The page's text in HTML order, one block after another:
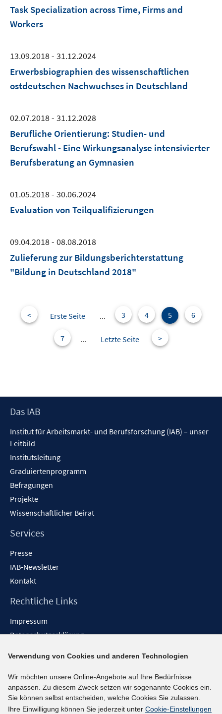
Task Specialization across Time, Firms and
Workers
13.09.2018 - 31.12.2024
Erwerbsbiographien des wissenschaftlichen
ostdeutschen Nachwuchses in Deutschland
02.07.2018 - 31.12.2028
Berufliche Orientierung: Studien- und
Berufswahl - Eine Wirkungsanalyse intensivierter
Berufsberatung an Gymnasien
01.05.2018 - 30.06.2024
Evaluation von Teilqualifizierungen
09.04.2018 - 08.08.2018
Zulieferung zur Bildungsberichterstattung
"Bildung in Deutschland 2018"
< Erste Seite ... 3 4 5 6
7 ... Letzte Seite >
Footer
Das IAB
Institut für Arbeitsmarkt- und Berufsforschung (IAB) – unser
Leitbild
Institutsleitung
Graduiertenprogramm
Befragungen
Projekte
Wissenschaftlicher Beirat
Services
Presse
IAB-Newsletter
Kontakt
Rechtliche Links
Impressum
Datenschutzerklärung
Barrieren melden
Social-Media-Kanäle
BlueSky
Verwendung von Cookies und anderen Technologien
Wir möchten unsere Online-Angebote auf Ihre Bedürfnisse
anpassen. Zu diesem Zweck setzen wir sogenannte Cookies ein.
Sie können selbst entscheiden, welche Cookies Sie zulassen.
Ihre Einwilligung können Sie jederzeit unter Cookie-Einstellungen